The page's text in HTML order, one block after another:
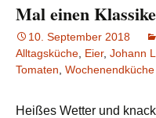
Mal einen
10. September 2018
Alltagsküche Eier, Johann
Tomaten Wochenendküche
Heißes Wetter und